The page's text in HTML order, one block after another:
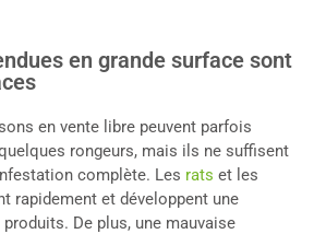
en grande surface sont
en vente libre peuvent parfois
rongeurs, mais ils ne suffisent
complète. Les rats et les
rapidement et développent une
De plus, une mauvaise